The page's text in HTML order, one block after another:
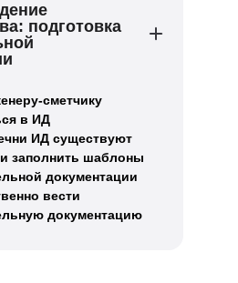
подготовка
сметчику
в ИД
ИД существуют
и заполнить шаблоны
документации
вести
документацию